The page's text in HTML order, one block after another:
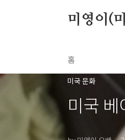
미영이(
홈
미국 문화
미국